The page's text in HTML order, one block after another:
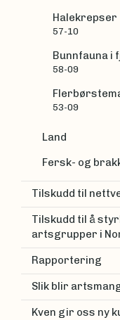
Halekrepser
57-10
Bunnfauna i
58-09
53-09
Land
Fersk- og
Tilskudd til
Tilskudd til å
artsgrupper i
Rapportering
Slik blir
Kven gir oss ny